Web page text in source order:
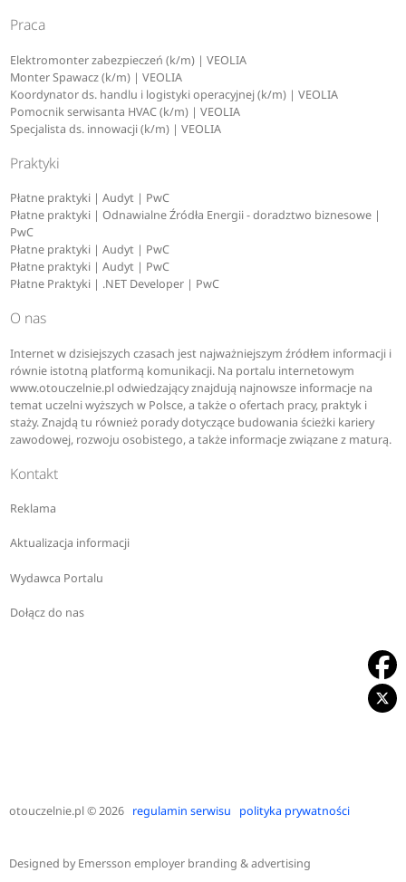
Praca
Elektromonter zabezpieczeń (k/m) | VEOLIA
Monter Spawacz (k/m) | VEOLIA
Koordynator ds. handlu i logistyki operacyjnej (k/m) | VEOLIA
Pomocnik serwisanta HVAC (k/m) | VEOLIA
Specjalista ds. innowacji (k/m) | VEOLIA
Praktyki
Płatne praktyki | Audyt | PwC
Płatne praktyki | Odnawialne Źródła Energii - doradztwo biznesowe |
PwC
Płatne praktyki | Audyt | PwC
Płatne praktyki | Audyt | PwC
Płatne Praktyki | .NET Developer | PwC
O nas
Internet w dzisiejszych czasach jest najważniejszym źródłem informacji i
równie istotną platformą komunikacji. Na portalu internetowym
www.otouczelnie.pl odwiedzający znajdują najnowsze informacje na
temat uczelni wyższych w Polsce, a także o ofertach pracy, praktyk i
staży. Znajdą tu również porady dotyczące budowania ścieżki kariery
zawodowej, rozwoju osobistego, a także informacje związane z maturą.
Kontakt
Reklama
Aktualizacja informacji
Wydawca Portalu
Dołącz do nas
otouczelnie.pl© 2026 regulamin serwisu polityka prywatności
Designed byEmersson employer branding & advertising